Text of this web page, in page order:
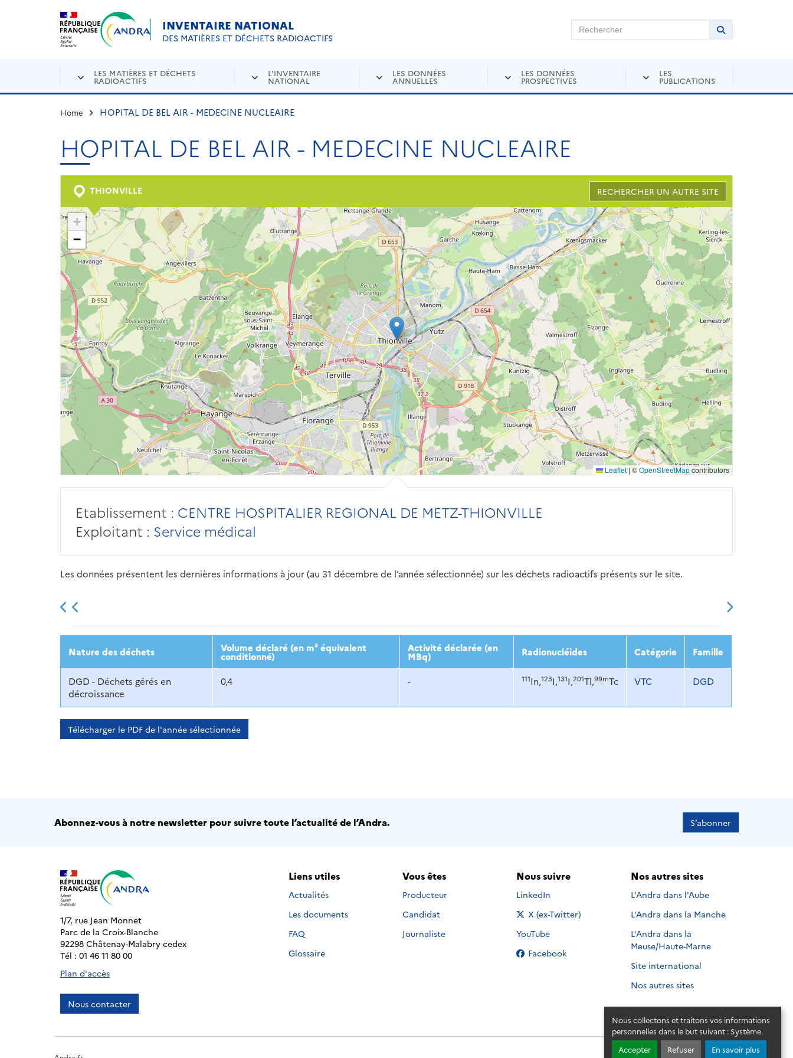
Nous collectons et traitons vos informations
personnelles dans le but suivant : Système.
Accepter
Refuser En savoir plus
Aller au contenu principal
INVENTAIRE NATIONAL
DES MATIÈRES ET DÉCHETS RADIOACTIFS
Rechercher sur Andra Inventaire Rechercher
Lancer la
LES MATIÈRES ET DÉCHETS
RADIOACTIFS
L'INVENTAIRE
NATIONAL
LES DONNÉES
ANNUELLES
LES DONNÉES
PROSPECTIVES
LES
PUBLICATIONS
Home HOPITAL DE BEL AIR - MEDECINE NUCLEAIRE
HOPITAL DE BEL AIR - MEDECINE NUCLEAIRE
THIONVILLE RECHERCHER UN AUTRE SITE
+
−
Leaflet | ©OpenStreetMapcontributors
Etablissement : CENTRE HOSPITALIER REGIONAL DE METZ-THIONVILLE
Exploitant : Service médical
Les données présentent les dernières informations à jour (au 31 décembre de l’année sélectionnée) sur les déchets radioactifs présents sur le site.
2013 2014 2015 2016 2017 2018 2019 2020 2021 2022 2023
Nature des déchets Volume déclaré (en m³ équivalent
conditionné)
Activité déclarée (en
MBq) Radionucléides Catégorie Famille
DGD - Déchets gérés en
décroissance
0,4 - 111In,123I,131I,201Tl,99mTc VTC DGD
Télécharger le PDF de l'année sélectionnée
Abonnez-vous à notre newsletter pour suivre toute l’actualité de l’Andra. S’abonner
1/7, rue Jean Monnet
Parc de la Croix-Blanche
92298 Châtenay-Malabry cedex
Tél : 01 46 11 80 00
Plan d'accès
Nous contacter
Liens utiles
Actualités
Les documents
FAQ
Glossaire
Vous êtes
Producteur
Candidat
Journaliste
Nous suivre
Nous suivre sur
LinkedIn
Nous suivre sur
X (ex-Twitter)
Nous suivre sur
YouTube
Nous suivre sur
Facebook
Nos autres sites
L'Andra dans l'Aube
L'Andra dans la Manche
L'Andra dans la
Meuse/Haute-Marne
Site international
Nos autres sites